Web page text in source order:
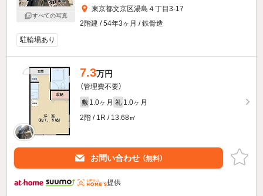
すべての写真
東京都文京区湯島４丁目3-17
2階建 / 54年3ヶ月 / 鉄骨造
駐輪場あり
7.3万円
（管理費不要）
敷 1.0ヶ月 礼 1.0ヶ月
2階 / 1R / 13.68㎡
お問い合わせ （無料）
提供